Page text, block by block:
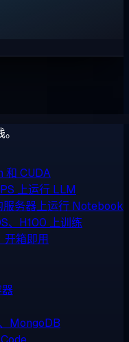
和 CUDA
上运行 LLM
服务器上运行 Notebook
、H100 上训练
箱即用
MongoDB